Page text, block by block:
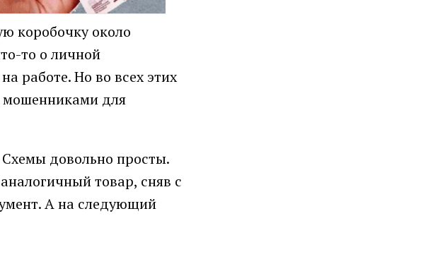
коробочку около
то о личной
работе. Но во всех этих
мошенниками для
Схемы довольно просты.
товар, сняв с
А на следующий